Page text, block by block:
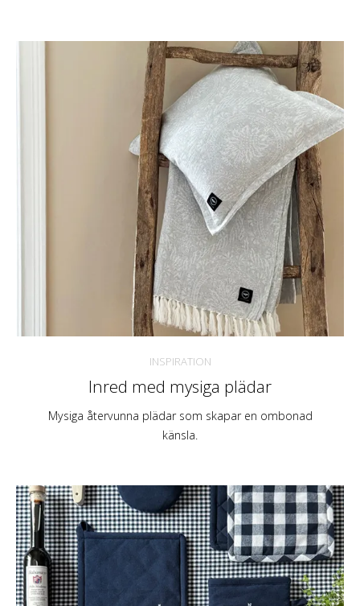
INSPIRATION
Inred med mysiga plädar
Mysiga återvunna plädar som skapar en ombonad
känsla.